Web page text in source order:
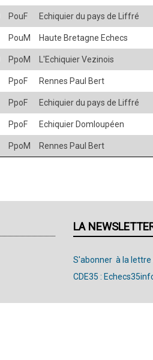
PouF Echiquier du pays de Liffré
PouM Haute Bretagne Echecs
PpoM L'Echiquier Vezinois
PpoF Rennes Paul Bert
PpoF Echiquier du pays de Liffré
PpoF Echiquier Domloupéen
PpoM Rennes Paul Bert
LA
S'abonner à la
CDE35 :